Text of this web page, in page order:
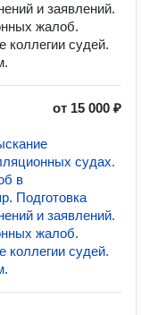
и заявлений.
жалоб.
судей.
от 15 000 ₽
судах.
в
Подготовка
и заявлений.
жалоб.
судей.